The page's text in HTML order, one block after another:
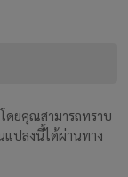
ดยคุณสามารถทราบ
แปลงนี้ได้ผ่านทาง